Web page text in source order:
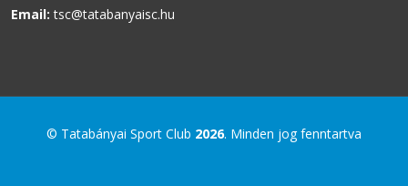
Email: tsc@tatabanyaisc.hu
© Tatabányai Sport Club 2026. Minden jog fenntartva